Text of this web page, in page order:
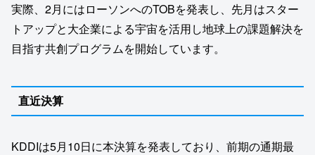
実際、2月にはローソンへのTOBを発表し、先月はスター
トアップと大企業による宇宙を活用し地球上の課題解決を
目指す共創プログラムを開始しています。
直近決算
KDDIは5月10日に本決算を発表しており、前期の通期最